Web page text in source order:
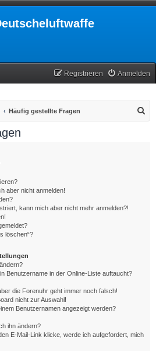
Anmelden
Registrieren
Häufig gestellte Fragen
aber nicht anmelden!
kann mich aber nicht mehr anmelden?!
löschen“?
Benutzername in der Online-Liste auftaucht?
die Forenuhr geht immer noch falsch!
nicht zur Auswahl!
Benutzernamen angezeigt werden?
ihn ändern?
E-Mail-Link klicke, werde ich aufgefordert, mich